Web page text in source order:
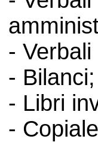
-
- Bilanci;
- Libri
-